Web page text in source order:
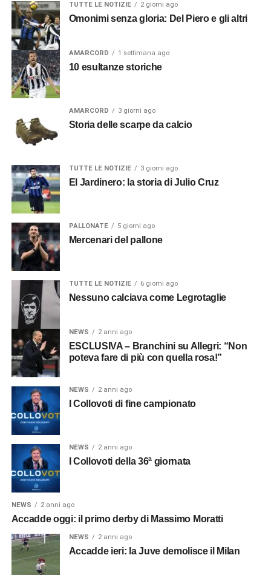
TUTTE LE NOTIZIE 2 giorni ago
Omonimi senza gloria: Del Piero e gli altri
AMARCORD 1 settimana ago
10 esultanze storiche
AMARCORD 3 giorni ago
Storia delle scarpe da calcio
TUTTE LE NOTIZIE 3 giorni ago
El Jardinero: la storia di Julio Cruz
PALLONATE 5 giorni ago
Mercenari del pallone
TUTTE LE NOTIZIE 6 giorni ago
Nessuno calciava come Legrotaglie
NEWS 2 anni ago
ESCLUSIVA – Branchini su Allegri: “Non
poteva fare di più con quella rosa!”
NEWS 2 anni ago
I Collovoti di fine campionato
NEWS 2 anni ago
I Collovoti della 36ª giornata
NEWS 2 anni ago
Accadde oggi: il primo derby di Massimo Moratti
NEWS 2 anni ago
Accadde ieri: la Juve demolisce il Milan